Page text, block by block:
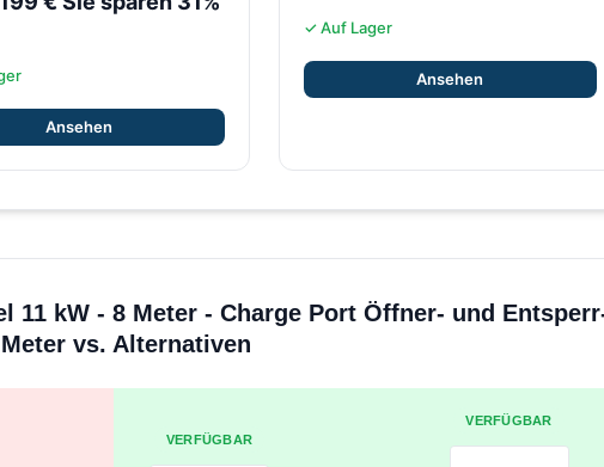
Ansehen
✓ Auf Lager
Ansehen
11 kW - 8 Meter - Charge Port Öffner- und
vs. Alternativen
VERFÜGBAR
VERFÜGBAR